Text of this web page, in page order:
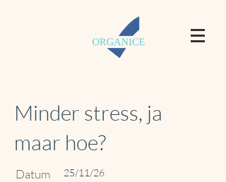
Minder stress, ja
maar hoe?
Datum 25/11/26